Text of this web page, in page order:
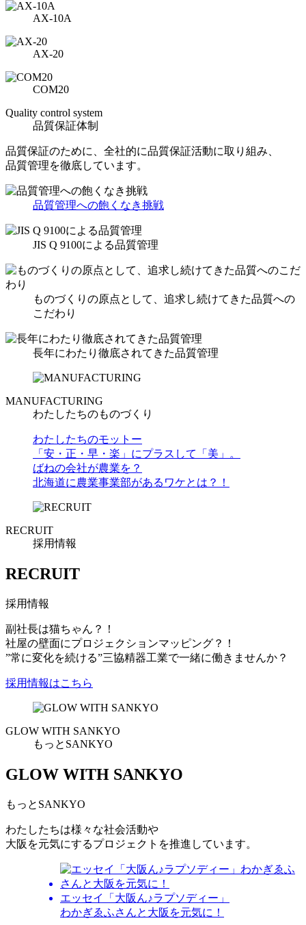
AX-10A
AX-20
COM20
Quality control system
品質保証体制
品質保証のために、全社的に品質保証活動に取り組み、
品質管理を徹底しています。
品質管理への飽くなき挑戦
JIS Q 9100による品質管理
ものづくりの原点として、追求し続けてきた品質への
こだわり
長年にわたり徹底されてきた品質管理
MANUFACTURING
わたしたちのものづくり
わたしたちのモットー
「安・正・早・楽」にプラスして「美」。
ばねの会社が農業を？
北海道に農業事業部があるワケとは？！
RECRUIT
採用情報
RECRUIT
採用情報
副社長は猫ちゃん？！
社屋の壁面にプロジェクションマッピング？！
”常に変化を続ける”三協精器工業で一緒に働きませんか？
採用情報はこちら
GLOW WITH SANKYO
もっとSANKYO
GLOW WITH SANKYO
もっとSANKYO
わたしたちは様々な社会活動や
大阪を元気にするプロジェクトを推進しています。
エッセイ
「大阪ん♪ラプソディー」
わかぎゑふさんと大阪を元気に！